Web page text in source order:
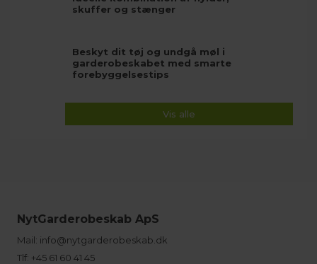
skuffer og stænger
Beskyt dit tøj og undgå møl i
garderobeskabet med smarte
forebyggelsestips
Vis alle
NytGarderobeskab ApS
Mail: info@nytgarderobeskab.dk
Tlf: +45 61 60 41 45